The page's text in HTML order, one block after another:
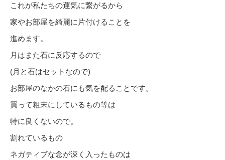
これが私たちの運気に繋がるから
家やお部屋を綺麗に片付けることを
進めます。
月はまた石に反応するので
(月と石はセットなので)
お部屋のなかの石にも気を配ることです。
買って粗末にしているもの等は
特に良くないので。
割れているもの
ネガティブな念が深く入ったものは